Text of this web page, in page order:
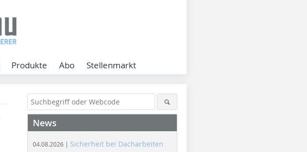
Produkte Abo Stellenmarkt
News
04.08.2026 | Sicherheit bei Dacharbeiten